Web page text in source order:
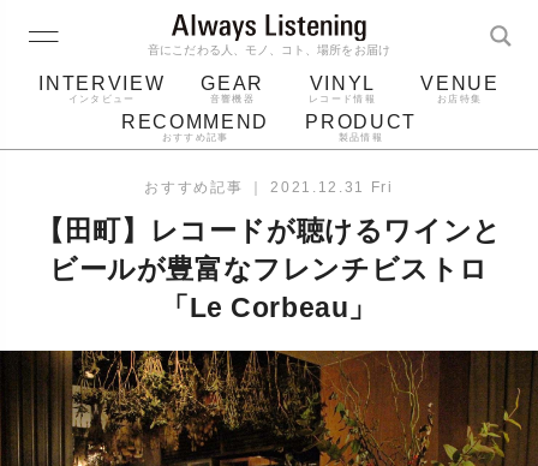
音にこだわる人、モノ、コト、場所をお届け
INTERVIEW
インタビュー
GEAR
音響機器
VINYL
レコード情報
VENUE
お店特集
RECOMMEND
おすすめ記事
PRODUCT
製品情報
ジャケット bluetooth
レコード針
おすすめ記事 ｜ 2021.12.31 Fri
【田町】レコードが聴けるワインと
ビールが豊富なフレンチビストロ
「Le Corbeau」